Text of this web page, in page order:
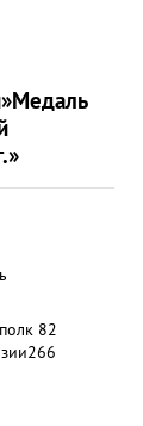
Медаль
82
266